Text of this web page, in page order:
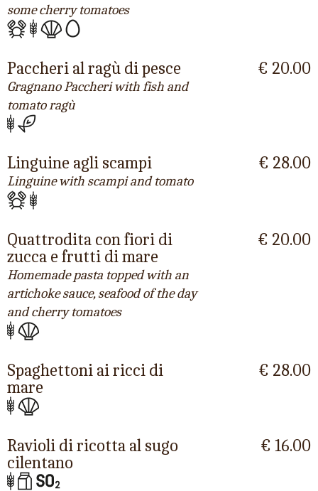
some cherry tomatoes
Paccheri al ragù di pesce
Gragnano Paccheri with fish and
tomato ragù
€ 20.00
Linguine agli scampi
Linguine with scampi and tomato
€ 28.00
Quattrodita con fiori di
zucca e frutti di mare
Homemade pasta topped with an
artichoke sauce, seafood of the day
and cherry tomatoes
€ 20.00
Spaghettoni ai ricci di
mare
€ 28.00
Ravioli di ricotta al sugo
cilentano
€ 16.00